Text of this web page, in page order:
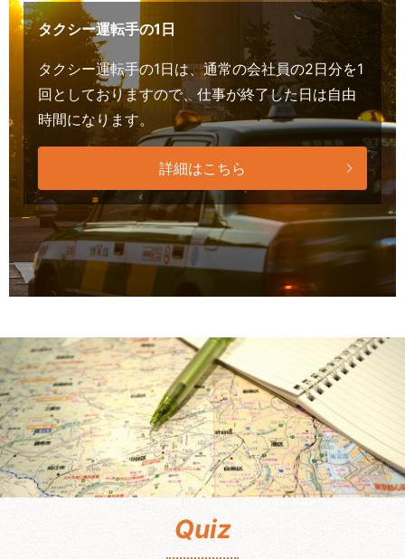
タクシー運転手の1日
タクシー運転手の1日は、通常の会社員の2日分を1
回としておりますので、仕事が終了した日は自由
時間になります。
詳細はこちら
Quiz